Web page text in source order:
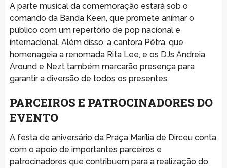
A parte musical da comemoração estará sob o
comando da Banda Keen, que promete animar o
público com um repertório de pop nacional e
internacional. Além disso, a cantora Pêtra, que
homenageia a renomada Rita Lee, e os DJs Andreia
Around e Nezt também marcarão presença para
garantir a diversão de todos os presentes.
PARCEIROS E PATROCINADORES DO
EVENTO
A festa de aniversário da Praça Marília de Dirceu conta
com o apoio de importantes parceiros e
patrocinadores que contribuem para a realização do